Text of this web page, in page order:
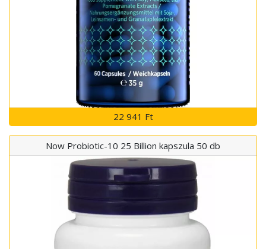
22 941 Ft
Now Probiotic-10 25 Billion kapszula 50 db